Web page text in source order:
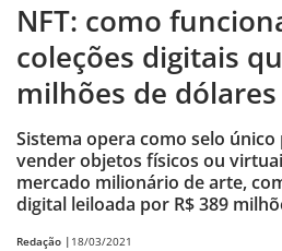
NFT: como
coleções digitais
milhões de dólares
Sistema opera como selo
vender objetos físicos ou
mercado milionário de arte,
digital leiloada por R$ 389
Redação | 18/03/2021